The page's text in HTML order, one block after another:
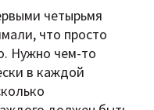
четырьмя
что просто
Нужно чем-то
в каждой